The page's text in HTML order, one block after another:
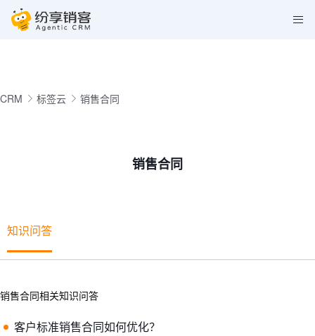
CRM 标签云 销售合同
销售合同
知识问答
销售合同相关知识问答
客户标准销售合同如何优化？